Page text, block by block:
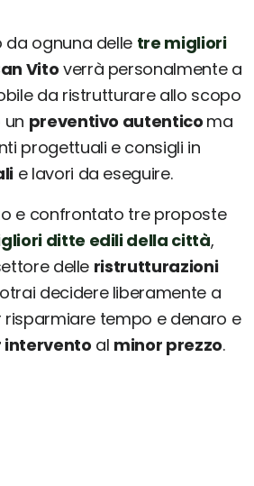
da ognuna delle tre migliori
Vitoverrà personalmente a
da ristrutturare allo scopo
un preventivo autentico ma
progettuali e consigli in
e lavori da eseguire.
e confrontato tre proposte
ditte edili della città,
delle ristrutturazioni
decidere liberamente a
tempo e denaro e
intervento al minor prezzo.